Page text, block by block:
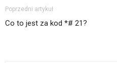
Poprzedni artykuł
Co to jest za kod *# 21?